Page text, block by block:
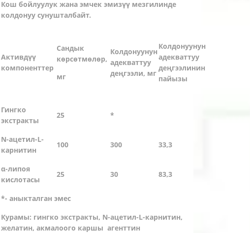
Кош бойлуулук жана эмчек эмизүү мезгилинде
колдонуу сунушталбайт.
Активдүү
компоненттер
Сандык
көрсөтмөлөр,
мг
Колдонуунун
адекваттуу
деңгээли, мг
Колдонуунун
адекваттуу
деңгээлинин
пайызы
Гингко
экстракты
25 *
N-ацетил-L-
карнитин
100 300 33,3
α-липоя
кислотасы
25 30 83,3
*- аныкталган эмес
Курамы: гингко экстракты, N-ацетил-L-карнитин,
желатин, акмалоого каршы агенттин